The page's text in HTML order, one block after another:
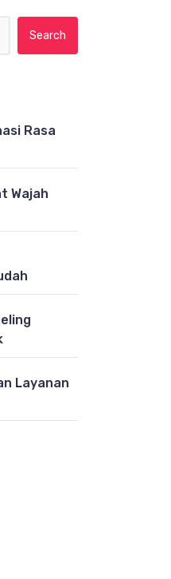
Rasa
Wajah
Layanan